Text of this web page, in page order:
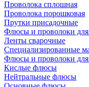
Проволока сплошная
Проволока порошковая
Прутки присадочные
Флюсы и проволоки для
Ленты сварочные
Специализированные
Флюсы и проволоки для
Кислые флюсы
Нейтральные флюсы